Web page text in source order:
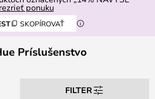
ponuku
SKOPÍROVAŤ
Príslušenstvo
FILTER